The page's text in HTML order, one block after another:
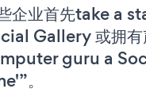
企业首先take a
Gallery 或拥
guru a
。